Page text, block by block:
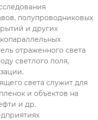
полупроводниковых
и других
отраженного света
светлого поля,
света служит для
и объектов на
и др.